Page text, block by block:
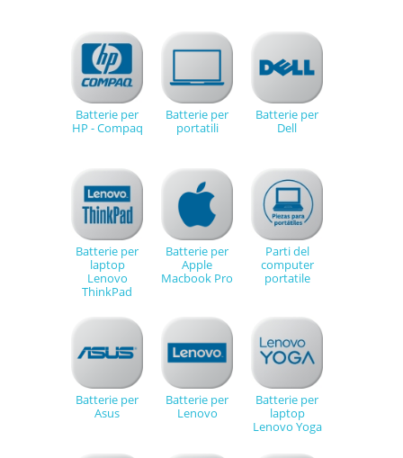
Batterie per
HP - Compaq
Batterie per
portatili
Batterie per
Dell
Batterie per
laptop
Lenovo
ThinkPad
Batterie per
Apple
Macbook Pro
Parti del
computer
portatile
Batterie per
Asus
Batterie per
Lenovo
Batterie per
laptop
Lenovo Yoga